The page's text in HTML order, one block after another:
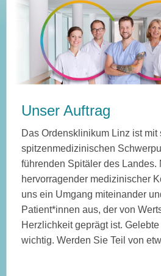
Unser Auftrag
Das Ordensklinikum Linz ist mit
spitzenmedizinischen
führenden Spitäler des Landes.
hervorragender medizinischer
uns ein Umgang miteinander
Patient*innen aus, der von
Herzlichkeit geprägt ist.
wichtig. Werden Sie Teil von